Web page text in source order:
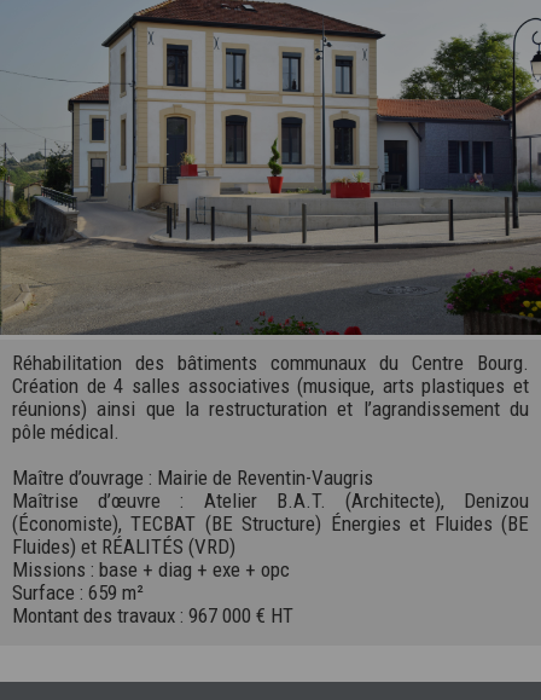
Réhabilitation des bâtiments communaux du Centre Bourg.
Création de 4 salles associatives (musique, arts plastiques et
réunions) ainsi que la restructuration et l’agrandissement du
pôle médical.
Maître d’ouvrage : Mairie de Reventin-Vaugris
Maîtrise d’œuvre : Atelier B.A.T. (Architecte), Denizou
(Économiste), TECBAT (BE Structure) Énergies et Fluides (BE
Fluides) et RÉALITÉS (VRD)
Missions : base + diag + exe + opc
Surface : 659 m²
Montant des travaux : 967 000 € HT